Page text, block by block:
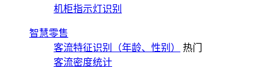
机柜指示灯识别
智慧零售
客流特征识别（年龄、性别）
热门
客流密度统计